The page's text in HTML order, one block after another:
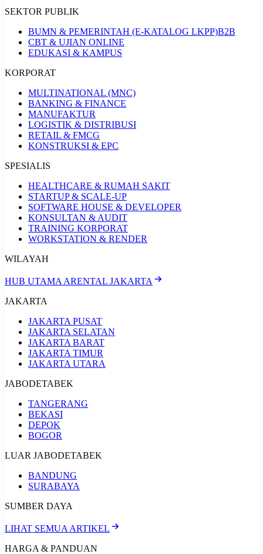
SEKTOR PUBLIK
BUMN & PEMERINTAH (E-KATALOG LKPP)B2B
CBT & UJIAN ONLINE
EDUKASI & KAMPUS
KORPORAT
MULTINATIONAL (MNC)
BANKING & FINANCE
MANUFAKTUR
LOGISTIK & DISTRIBUSI
RETAIL & FMCG
KONSTRUKSI & EPC
SPESIALIS
HEALTHCARE & RUMAH SAKIT
STARTUP & SCALE-UP
SOFTWARE HOUSE & DEVELOPER
KONSULTAN & AUDIT
TRAINING KORPORAT
WORKSTATION & RENDER
WILAYAH
HUB UTAMA ARENTAL JAKARTA
JAKARTA
JAKARTA PUSAT
JAKARTA SELATAN
JAKARTA BARAT
JAKARTA TIMUR
JAKARTA UTARA
JABODETABEK
TANGERANG
BEKASI
DEPOK
BOGOR
LUAR JABODETABEK
BANDUNG
SURABAYA
SUMBER DAYA
LIHAT SEMUA ARTIKEL
HARGA & PANDUAN